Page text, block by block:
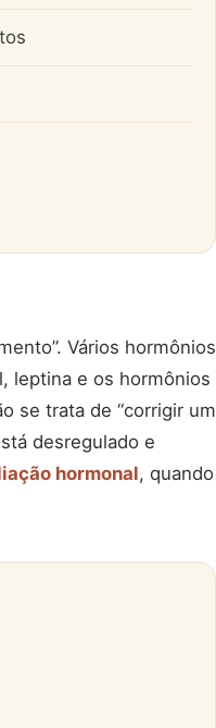
Vários hormônios
leptina e os hormônios
se trata de “corrigir um
desregulado e
hormonal, quando